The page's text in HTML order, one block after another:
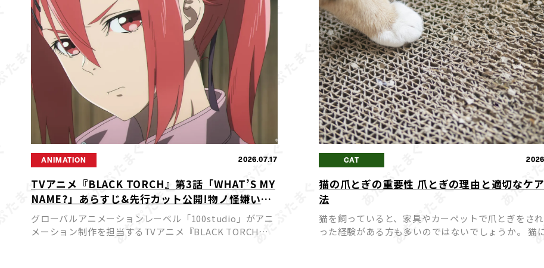
ANIMATION 2026.07.17
TVアニメ『BLACK TORCH』第3話「WHAT’S MY
NAME?」あらすじ&先行カット公開!物ノ怪嫌いの
一華と弐郎・羅睺が一触即発!?
グローバルアニメーションレーベル「100studio」がアニ
メーション制作を担当するTVアニメ『BLACK TORCH』
CAT
猫の爪とぎの重要性 爪とぎの理由と適切なケ
法
猫を飼っていると、家具やカーペットで爪とぎをさ
った経験がある方も多いのではないでしょうか。 猫